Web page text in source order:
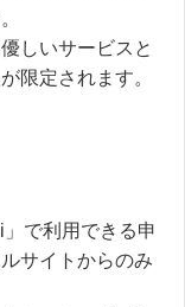
しいサービスと
限定されます。
で利用できる申
サイトからのみ